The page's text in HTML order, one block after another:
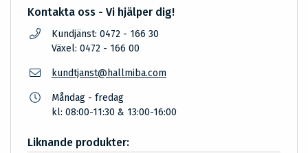
Kontakta oss - Vi hjälper dig!
Kundjänst: 0472 - 166 30
Växel: 0472 - 166 00
kundtjanst@hallmiba.com
Måndag - fredag
kl: 08:00-11:30 & 13:00-16:00
Liknande produkter: